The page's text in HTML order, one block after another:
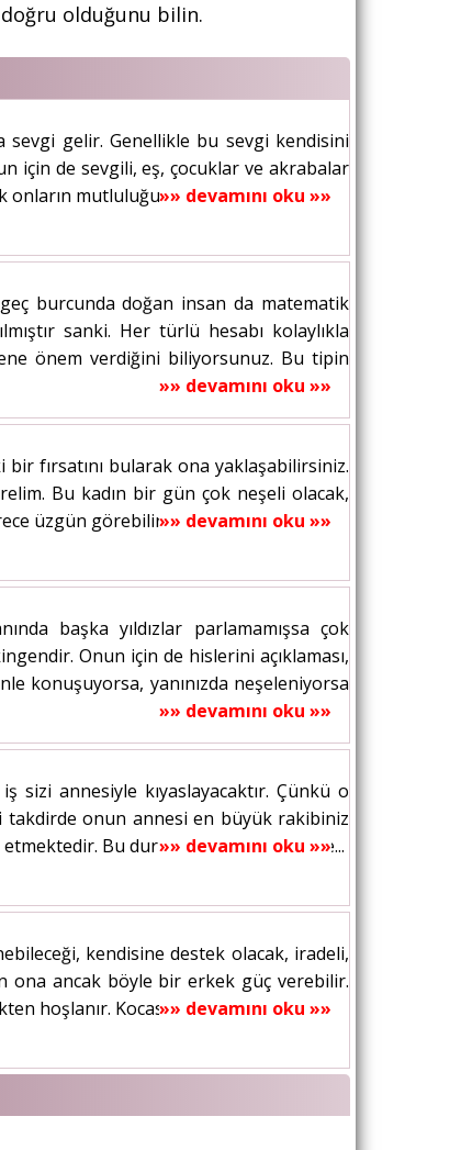
olduğunu bilin.
sevgi gelir. Genellikle bu sevgi kendisini
için de sevgili, eş, çocuklar ve akrabalar
onların mutluluğunu sağlamaya...
»» devamını oku »»
burcunda doğan insan da matematik
sanki. Her türlü hesabı kolaylıkla
önem verdiğini biliyorsunuz. Bu tipin
»» devamını oku »»
bir fırsatını bularak ona yaklaşabilirsiniz.
Bu kadın bir gün çok neşeli olacak,
üzgün görebilir ve başına bir...
»» devamını oku »»
başka yıldızlar parlamamışsa çok
Onun için de hislerini açıklaması,
konuşuyorsa, yanınızda neşeleniyorsa
»» devamını oku »»
sizi annesiyle kıyaslayacaktır. Çünkü o
takdirde onun annesi en büyük rakibiniz
Bu durumda onun annesiyle...
»» devamını oku »»
kendisine destek olacak, iradeli,
ona ancak böyle bir erkek güç verebilir.
hoşlanır. Kocasının cömert...
»» devamını oku »»